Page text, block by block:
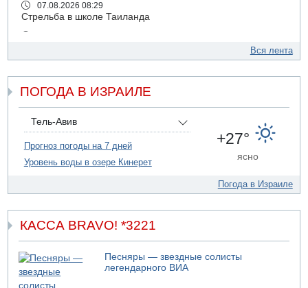
07.08.2026 08:29
Стрельба в школе Таиланда
Саудовская Аравия сообщает о нападении хуситов
06.08.2026 13:43
И еще иранские агенты
06.08.2026 13:13
Арестованы двое подозреваемых в стрельбе по
электрической компании
06.08.2026 13:07
США не будут давить на Израиль в вопросе Ливана
06.08.2026 11:41
Трое подростков ограбили сексшоп в Холоне
06.08.2026 08:45
Взрыв в Северном Тель-Авиве
Вся лента
ПОГОДА В ИЗРАИЛЕ
Тель-Авив
Прогноз погоды на 7 дней
Уровень воды в озере Кинерет
+27°
ясно
Погода в Израиле
КАССА BRAVO! *3221
Песняры — звездные солисты
легендарного ВИА